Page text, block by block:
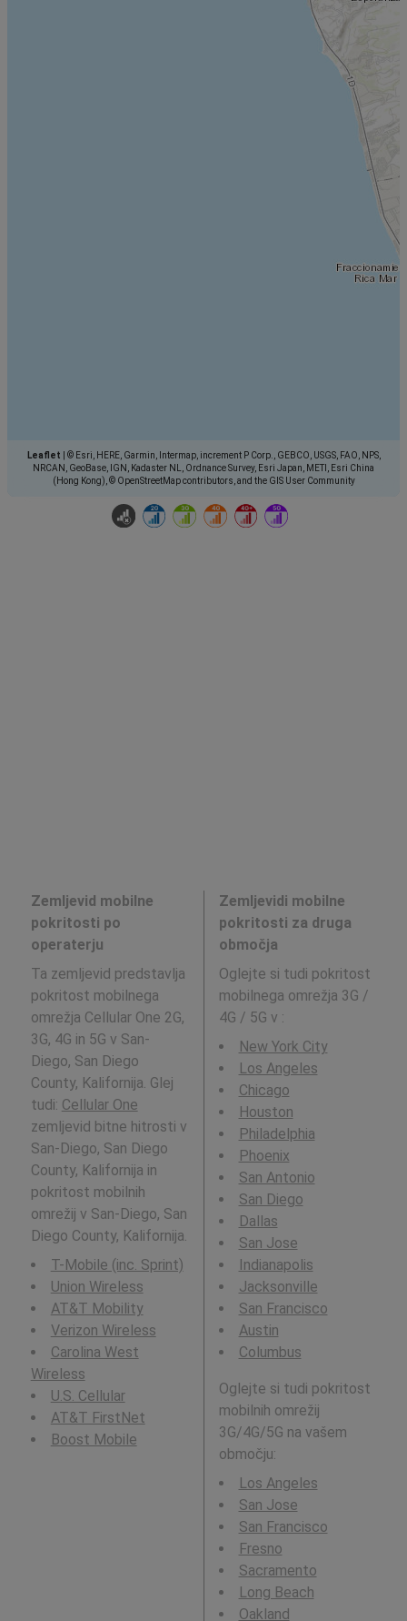
Leaflet
© Esri, HERE, Garmin, Intermap, increment P Corp., GEBCO, USGS, FAO, NPS,
NRCAN, GeoBase, IGN, Kadaster NL, Ordnance Survey, Esri Japan, METI, Esri China
(Hong Kong), © OpenStreetMap contributors, and the GIS User Community
Zemljevid mobilne
pokritosti po
operaterju
Ta zemljevid predstavlja
pokritost mobilnega
omrežja Cellular One 2G,
3G, 4G in 5G v San-
Diego, San Diego
County, Kalifornija. Glej
tudi: Cellular One
zemljevid bitne hitrosti v
San-Diego, San Diego
County, Kalifornija in
pokritost mobilnih
omrežij v San-Diego, San
Diego County, Kalifornija.
T-Mobile (inc. Sprint)
Union Wireless
AT&T Mobility
Verizon Wireless
Carolina West
Wireless
U.S. Cellular
AT&T FirstNet
Boost Mobile
Zemljevidi mobilne
pokritosti za druga
območja
Oglejte si tudi pokritost
mobilnega omrežja 3G /
4G / 5G v :
New York City
Los Angeles
Chicago
Houston
Philadelphia
Phoenix
San Antonio
San Diego
Dallas
San Jose
Indianapolis
Jacksonville
San Francisco
Austin
Columbus
Oglejte si tudi pokritost
mobilnih omrežij
3G/4G/5G na vašem
območju:
Los Angeles
San Jose
San Francisco
Fresno
Sacramento
Long Beach
Oakland